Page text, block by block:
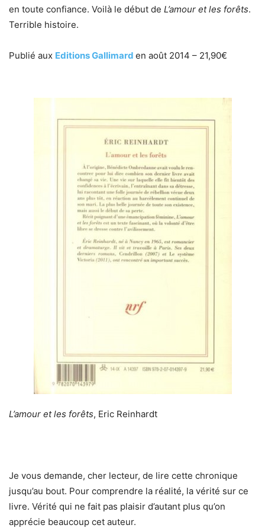
en toute confiance. Voilà le début de L’amour et les forêts.
Terrible histoire.
Publié aux Editions Gallimard en août 2014 – 21,90€
L’amour et les forêts, Eric Reinhardt
Je vous demande, cher lecteur, de lire cette chronique
jusqu’au bout. Pour comprendre la réalité, la vérité sur ce
livre. Vérité qui ne fait pas plaisir d’autant plus qu’on
apprécie beaucoup cet auteur.